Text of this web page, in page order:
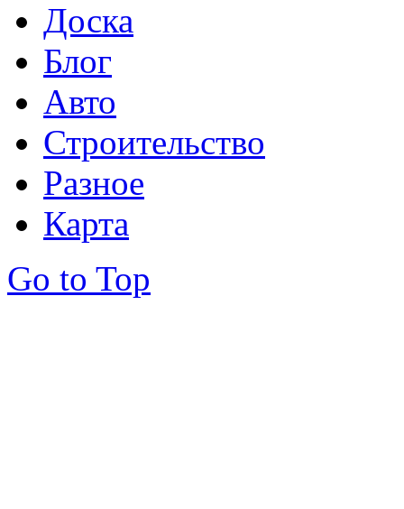
Доска
Блог
Авто
Строительство
Разное
Карта
Go to Top